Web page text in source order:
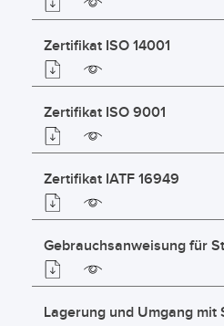
Zertifikat ISO 14001
Zertifikat ISO 9001
Zertifikat IATF 16949
Gebrauchsanweisung für
Lagerung und Umgang mit